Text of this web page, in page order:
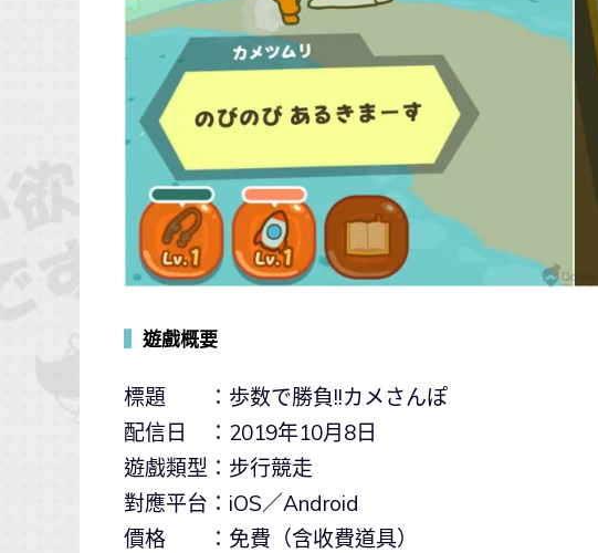
遊戲概要
標題 ：歩数で勝負!!カメさんぽ
配信日 ：2019年10月8日
遊戲類型：步行競走
對應平台：iOS／Android
價格 ：免費（含收費道具）